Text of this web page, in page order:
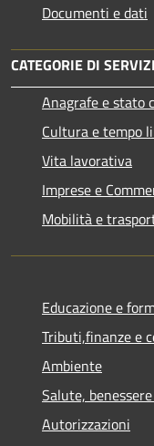
Documenti e dati
CATEGORIE DI
Anagrafe e stato
Cultura e tempo
Vita lavorativa
Imprese e
Mobilità e
Educazione e
Tributi,finanze e
Ambiente
Salute,
Autorizzazioni